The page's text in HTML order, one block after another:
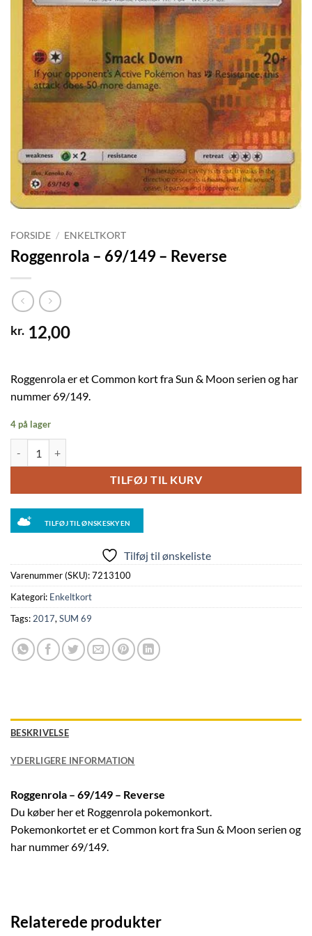
FORSIDE / ENKELTKORT
Roggenrola – 69/149 – Reverse
kr. 12,00
Roggenrola er et Common kort fra Sun & Moon serien og har
nummer 69/149.
4 på lager
TILFØJ TIL KURV
TILFØJ TIL ØNSKESKYEN
Tilføj til ønskeliste
Varenummer (SKU):7213100
Kategori: Enkeltkort
Tags: 2017, SUM 69
BESKRIVELSE
YDERLIGERE INFORMATION
Roggenrola – 69/149 – Reverse
Du køber her et Roggenrola pokemonkort.
Pokemonkortet er et Common kort fra Sun & Moon serien og
har nummer 69/149.
Relaterede produkter